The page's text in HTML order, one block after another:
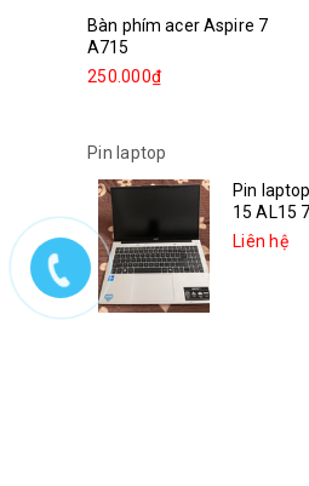
Bàn phím acer Aspire 7
A715
250.000₫
Pin laptop
Pin
15 AL15
Liên hệ